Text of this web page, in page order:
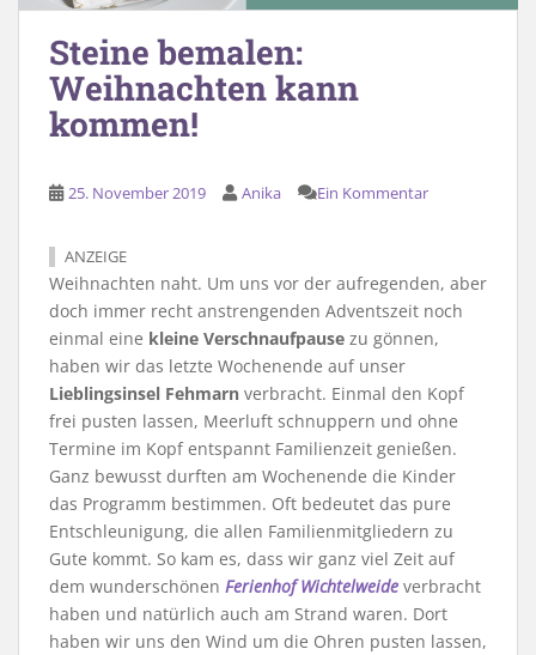
Steine bemalen:
Weihnachten kann
kommen!
25. November 2019 Anika Ein Kommentar
ANZEIGE
Weihnachten naht. Um uns vor der aufregenden, aber
doch immer recht anstrengenden Adventszeit noch
einmal eine kleine Verschnaufpause zu gönnen,
haben wir das letzte Wochenende auf unser
Lieblingsinsel Fehmarn verbracht. Einmal den Kopf
frei pusten lassen, Meerluft schnuppern und ohne
Termine im Kopf entspannt Familienzeit genießen.
Ganz bewusst durften am Wochenende die Kinder
das Programm bestimmen. Oft bedeutet das pure
Entschleunigung, die allen Familienmitgliedern zu
Gute kommt. So kam es, dass wir ganz viel Zeit auf
dem wunderschönen Ferienhof Wichtelweide verbracht
haben und natürlich auch am Strand waren. Dort
haben wir uns den Wind um die Ohren pusten lassen,